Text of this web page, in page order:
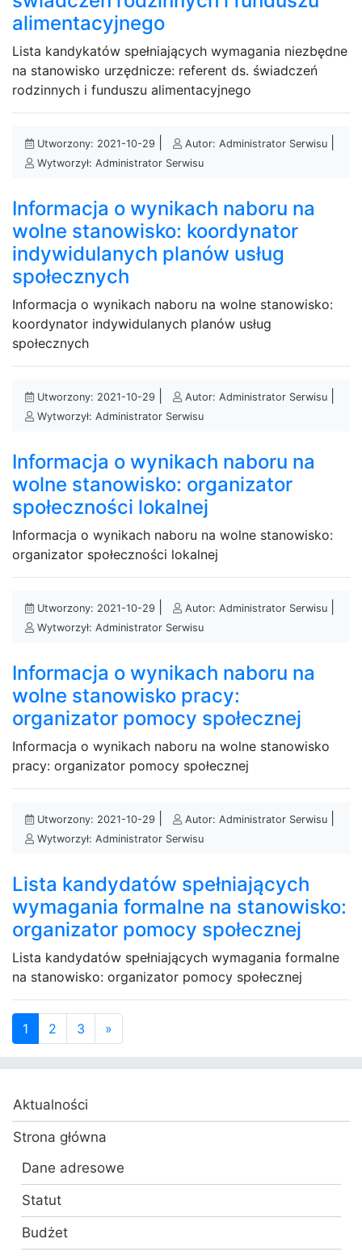
alimentacyjnego
Lista kandykatów spełniających wymagania niezbędne
na stanowisko urzędnicze: referent ds. świadczeń
rodzinnych i funduszu alimentacyjnego
Utworzony: 2021-10-29 Autor: Administrator Serwisu
Wytworzył: Administrator Serwisu
Informacja o wynikach naboru na
wolne stanowisko: koordynator
indywidulanych planów usług
społecznych
Informacja o wynikach naboru na wolne stanowisko:
koordynator indywidulanych planów usług
społecznych
Utworzony: 2021-10-29 Autor: Administrator Serwisu
Wytworzył: Administrator Serwisu
Informacja o wynikach naboru na
wolne stanowisko: organizator
społeczności lokalnej
Informacja o wynikach naboru na wolne stanowisko:
organizator społeczności lokalnej
Utworzony: 2021-10-29 Autor: Administrator Serwisu
Wytworzył: Administrator Serwisu
Informacja o wynikach naboru na
wolne stanowisko pracy:
organizator pomocy społecznej
Informacja o wynikach naboru na wolne stanowisko
pracy: organizator pomocy społecznej
Utworzony: 2021-10-29 Autor: Administrator Serwisu
Wytworzył: Administrator Serwisu
Lista kandydatów spełniających
wymagania formalne na stanowisko:
organizator pomocy społecznej
Lista kandydatów spełniających wymagania formalne
na stanowisko: organizator pomocy społecznej
1 (current)
2 3 »
Aktualności
Strona główna
Dane adresowe
Statut
Budżet